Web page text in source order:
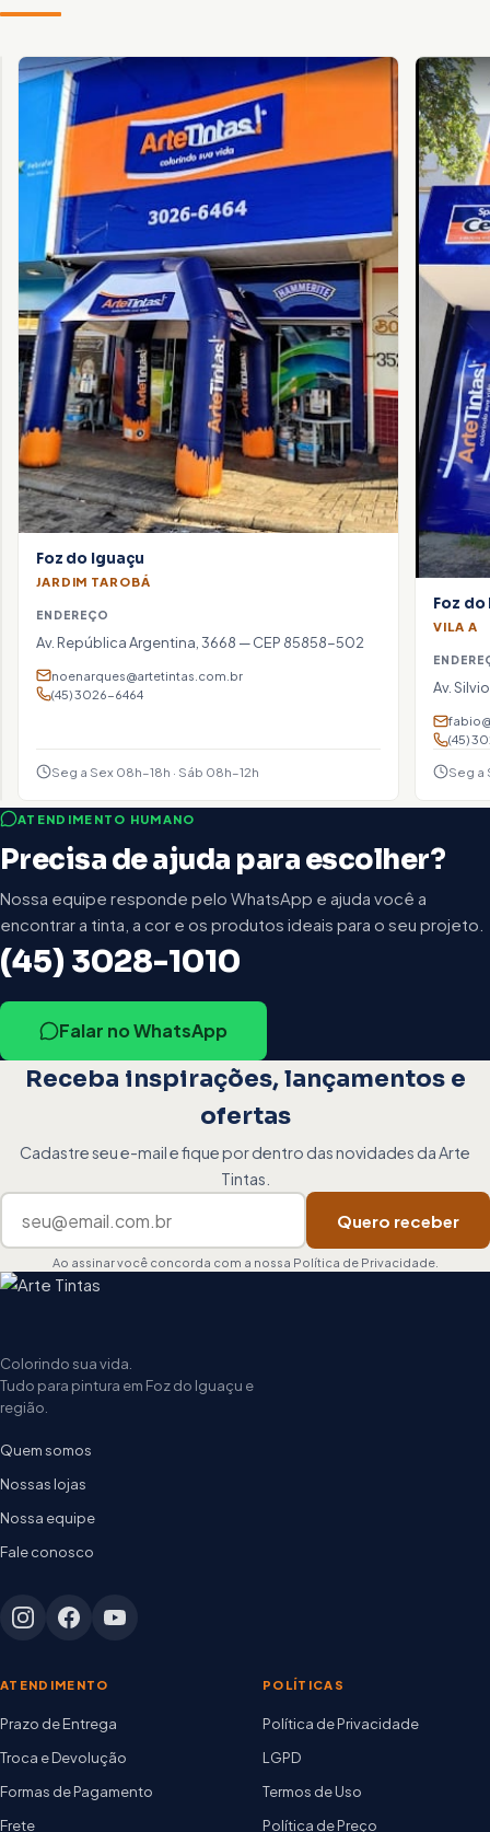
Foz do Iguaçu
BRASÍLIA
ENDEREÇO
Juscelino
Kubitscheck,
3085
—
CEP
85864-
000
artetintas@artetintas.com.br
(45) 3028-1010
a Sex
08h–
08h–
12h
Foz do Iguaçu
JARDIM TAROBÁ
ENDEREÇO
Av. República Argentina, 3668 — CEP 85858-502
noenarques@artetintas.com.br
(45) 3026-6464
Seg a Sex 08h–18h · Sáb 08h–12h
Foz
VILA A
Av.
(45)
Seg a
ATENDIMENTO HUMANO
Precisa de ajuda para escolher?
Nossa equipe responde pelo WhatsApp e ajuda você a
encontrar a tinta, a cor e os produtos ideais para o seu projeto.
(45) 3028-1010
Falar no WhatsApp
Receba inspirações, lançamentos e
ofertas
Cadastre seu e-mail e fique por dentro das novidades da Arte
Tintas.
Seu e-mail
Quero receber
Ao assinar você concorda com a nossa Política de Privacidade.
Colorindo sua vida.
Tudo para pintura em Foz do Iguaçu e
região.
Quem somos
Nossas lojas
Nossa equipe
Fale conosco
ATENDIMENTO
Prazo de Entrega
Troca e Devolução
Formas de Pagamento
Frete
POLÍTICAS
Política de Privacidade
LGPD
Termos de Uso
Política de Preço